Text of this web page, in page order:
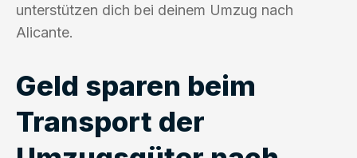
unterstützen dich bei deinem Umzug nach
Alicante.
Geld sparen beim
Transport der